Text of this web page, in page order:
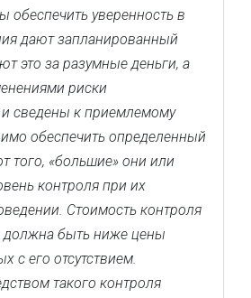
обеспечить уверенность в
дают запланированный
это за разумные деньги, а
риски
сведены к приемлемому
обеспечить определенный
того, «большие» они или
контроля при их
Стоимость контроля
должна быть ниже цены
с его отсутствием.
такого контроля